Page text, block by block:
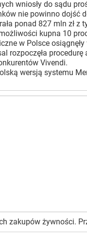
wniosły do sądu
nie powinno
ponad 827 mln zł
kupna 10
w Polsce
rozpoczęła
Vivendi.
wersją systemu
zakupów żywności.